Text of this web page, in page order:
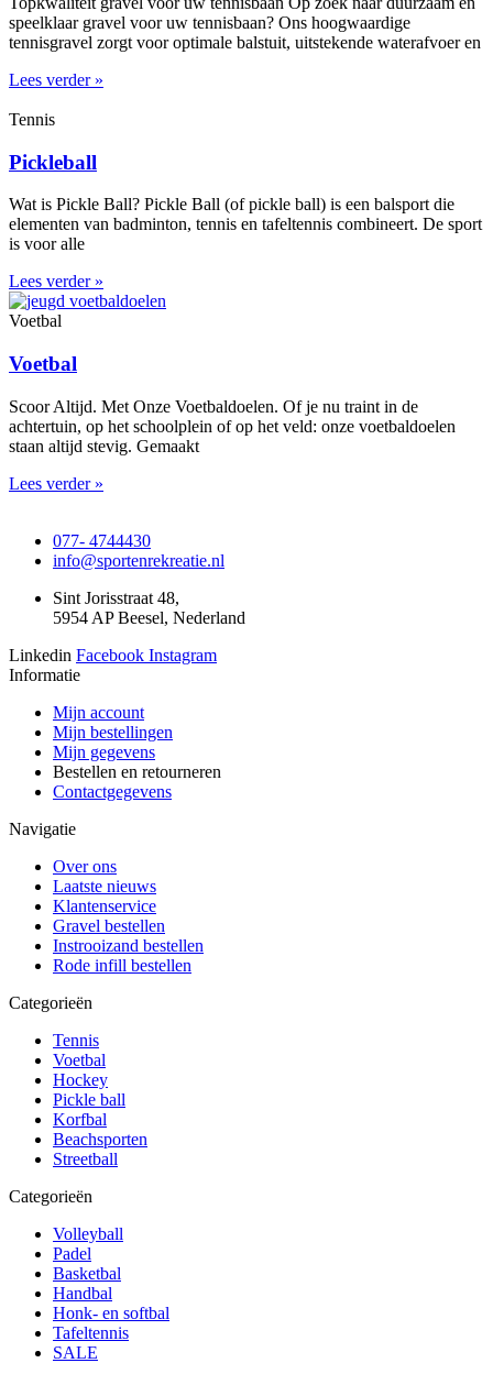
speelklaar gravel voor uw tennisbaan? Ons hoogwaardige
tennisgravel zorgt voor optimale balstuit, uitstekende waterafvoer en
Lees verder »
Tennis
Pickleball
Wat is Pickle Ball? Pickle Ball (of pickle ball) is een balsport die
elementen van badminton, tennis en tafeltennis combineert. De sport
is voor alle
Lees verder »
Voetbal
Voetbal
Scoor Altijd. Met Onze Voetbaldoelen. Of je nu traint in de
achtertuin, op het schoolplein of op het veld: onze voetbaldoelen
staan altijd stevig. Gemaakt
Lees verder »
077- 4744430
info@sportenrekreatie.nl
Sint Jorisstraat 48,
5954 AP Beesel, Nederland
Linkedin Facebook Instagram
Informatie
Mijn account
Mijn bestellingen
Mijn gegevens
Bestellen en retourneren
Contactgegevens
Navigatie
Over ons
Laatste nieuws
Klantenservice
Gravel bestellen
Instrooizand bestellen
Rode infill bestellen
Categorieën
Tennis
Voetbal
Hockey
Pickle ball
Korfbal
Beachsporten
Streetball
Categorieën
Volleyball
Padel
Basketbal
Handbal
Honk- en softbal
Tafeltennis
SALE